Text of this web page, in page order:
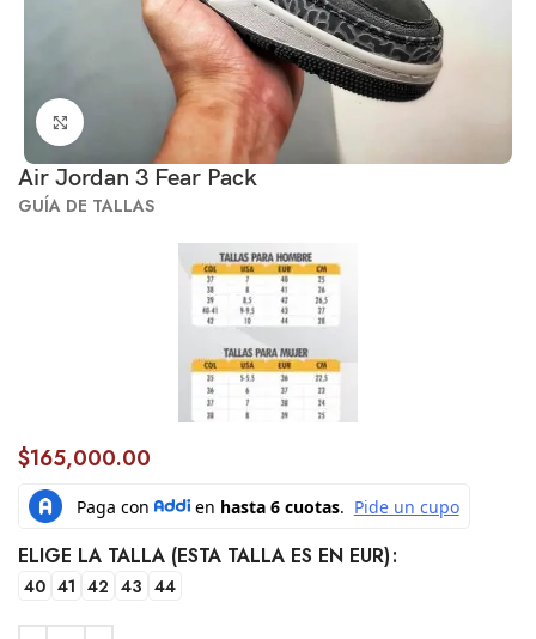
Click to enlarge
Air Jordan 3 Fear Pack
GUÍA DE TALLAS
$165,000.00
ELIGE LA TALLA (ESTA TALLA ES EN EUR)
40 41 42 43 44